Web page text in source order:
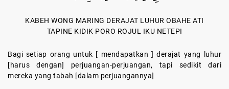
KABEH WONG MARING DERAJAT LUHUR OBAHE ATI
TAPINE KIDIK PORO ROJUL IKU NETEPI
Bagi setiap orang untuk [ mendapatkan ] derajat yang luhur
[harus dengan] perjuangan-perjuangan, tapi sedikit dari
mereka yang tabah [dalam perjuangannya]